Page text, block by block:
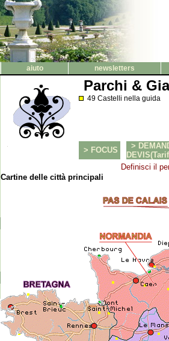
aiuto
newsletters
Parchi &
49 Castelli nella guida
> FOCUS
>
Definisci il
Cartine delle città principali